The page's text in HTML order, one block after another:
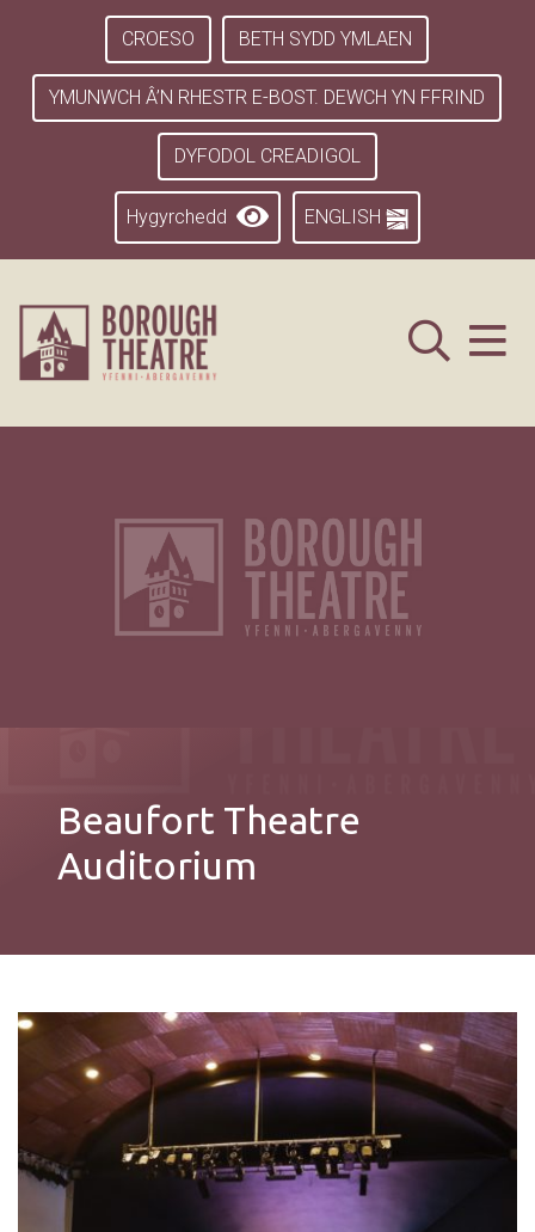
CROESO BETH SYDD YMLAEN
YMUNWCH Â’N RHESTR E-BOST. DEWCH YN FFRIND
DYFODOL CREADIGOL
Hygyrchedd ENGLISH
Beaufort Theatre
Auditorium